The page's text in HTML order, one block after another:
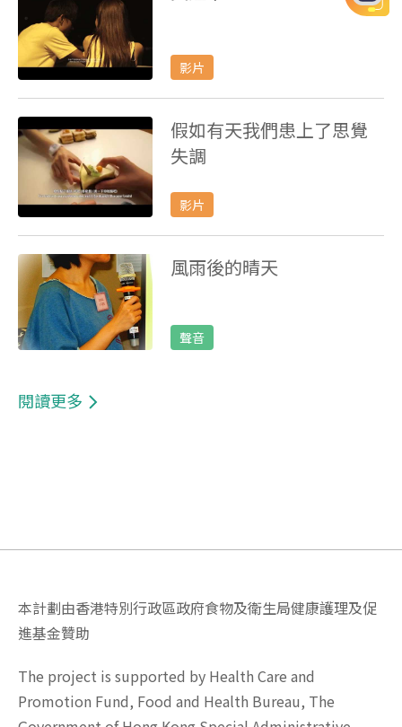
影片
假如有天我們患上了思覺
失調
影片
風雨後的晴天
聲音
閱讀更多
本計劃由香港特別行政區政府食物及衛生局健康護理及促
進基金贊助
The project is supported by Health Care and
Promotion Fund, Food and Health Bureau, The